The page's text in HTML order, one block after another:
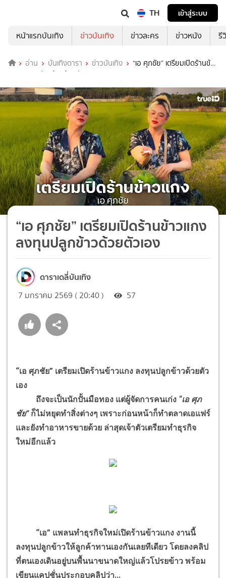
TH
เข้าสู่ระบบ
หน้าแรกบันเทิง
ข่าวบันเทิง ข่าวละคร ข่าวหนัง รี
อ่าน บันเทิงดารา ข่าวบันเทิง
“เอ ศุภชัย” เตรียมเปิดร้านข้าว
แกง ลงทุนปลูกข้าวด้วยตัวเอง
“เอ ศุภชัย” เตรียมเปิดร้านข้าวแกง
ลงทุนปลูกข้าวด้วยตัวเอง
ดาราเดลี่บันเทิง
7 มกราคม 2569 ( 20:40 ) 57
“เอ ศุภชัย” เตรียมเปิดร้านข้าวแกง ลงทุนปลูกข้าวด้วยตัว
เอง
ถึงจะเป็นนักปั้นมือทอง แต่ผู้จัดการคนเก่ง “เอ ศุภ
ชัย” ก็ไม่หยุดทำสิ่งต่างๆ เพราะก่อนหน้าก็ทำตลาดเอแฟร์
และยังทำอาหารขายด้วย ล่าสุดเจ้าตัวเตรียมทำธุรกิจ
ใหม่อีกแล้ว
“เอ” แพลนทำธุรกิจใหม่เปิดร้านข้าวแกง งานนี้
ลงทุนปลูกข้าวให้ลูกค้าทานเองกันเลยทีเดียว โดยลงคลิป
ที่ตนเองเดินอยู่บนพื้นนาขนาดใหญ่แล้วโปรยข้าว พร้อม
เขียนแคปชั่นประกอบคลิปว่า...